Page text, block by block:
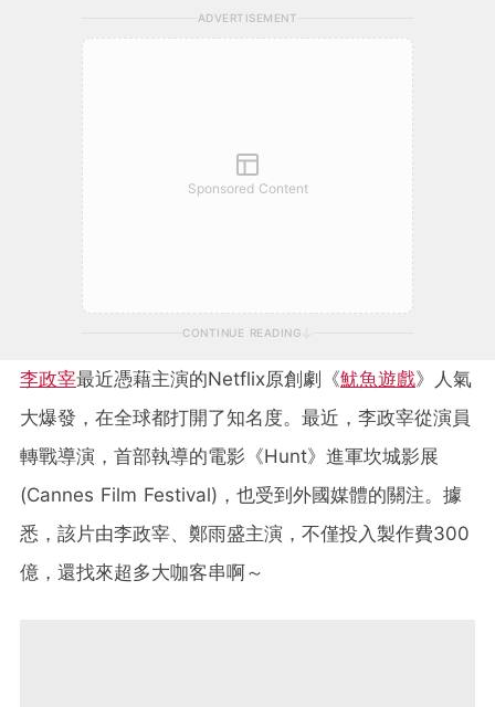
ADVERTISEMENT
Sponsored Content
CONTINUE READING
李政宰最近憑藉主演的Netflix原創劇《魷魚遊戲》人氣
大爆發，在全球都打開了知名度。最近，李政宰從演員
轉戰導演，首部執導的電影《Hunt》進軍坎城影展
(Cannes Film Festival)，也受到外國媒體的關注。據
悉，該片由李政宰、鄭雨盛主演，不僅投入製作費300
億，還找來超多大咖客串啊～